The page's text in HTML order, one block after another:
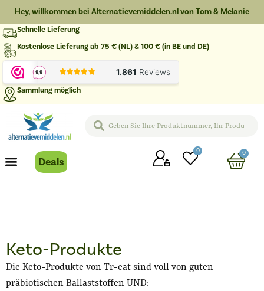
Hey, willkommen bei Alternatievemiddelen.nl von Tom & Melanie
Schnelle Lieferung
Kostenlose Lieferung ab 75 € (NL) & 100 € (in BE und DE)
Sammlung möglich
Deals
0 0
Keto-Produkte
Die Keto-Produkte von Tr-eat sind voll von guten
präbiotischen Ballaststoffen UND: